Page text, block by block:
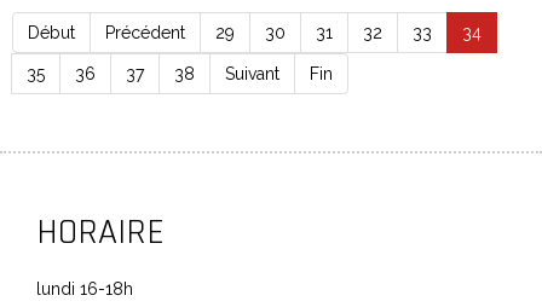
Début Précédent 29 30 31 32 33 34
35 36 37 38 Suivant Fin
HORAIRE
lundi 16-18h